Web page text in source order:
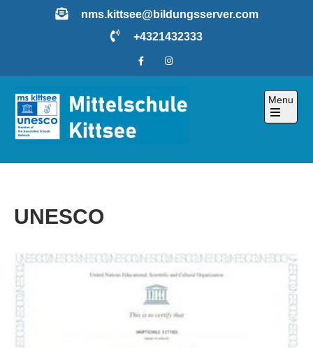
nms.kittsee@bildungsserver.com
+4321432333
Menu
Open
UNESCO